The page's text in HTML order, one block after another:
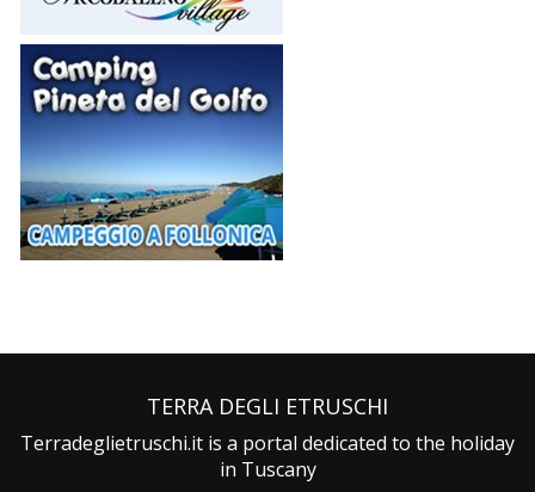
TERRA DEGLI ETRUSCHI
Terradeglietruschi.it is a portal dedicated to the holiday
in Tuscany